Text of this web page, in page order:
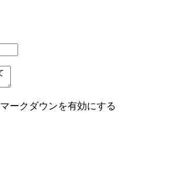
マークダウンを有効にする